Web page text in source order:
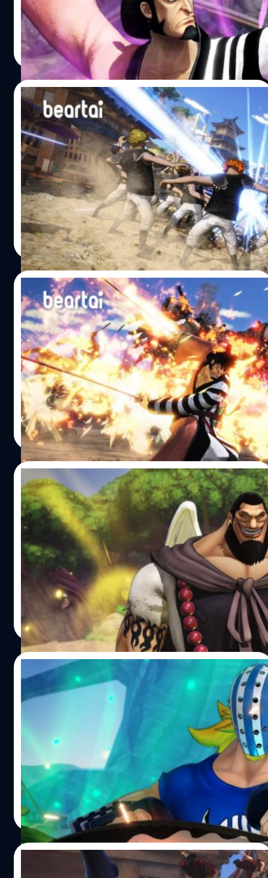
Okiku โดยจะเปิดให้ดาวน์โหลดในช่วงฤดูหนาวนี้ Kin’emon
เป็นซามูไรจากประเทศวาโนะที่สามารถโจมตีศัตรูด้วยดาบที่
ห่อหุ้มด้วยเปลวไฟ แถมมีพลังของผลไม้ปีศาจที่สามารถสร้าง
เสื้อผ้าได้ตามใจต้องการ โดยในตอนแรกเขามีแผนที่จะเดิน
ทางไปยังเกาะ Punk Hazard เพื่อตามหา Momonosuke แต่
พอได้พบกับกลุ่มโจรสลัดหมวกฟาง เขาก็ตัดสินใจร่วมเดินทาง
ไปด้วยกัน One Piece: Pirate Warriors 4 วางจำหน่ายอย่าง
เป็นทางการแล้ววันนี้ บนแพลตฟอร์ม PlayStation 4, Xbox
One, Nintendo Switch และ PC (Steam) อ้างอิง พิสูจน์อักษร
: สุชยา เกษจำรัส
ศุภกร ประเสริฐศิลป์ | 2072 days ago
Read More
16/11/2020
One Piece: Pirate Warriors 4 เผยภาพสก
รีนช็อตแรกของ Okiku
หลังจากนิตยสาร Weekly Jump ฉบับล่าสุดเปิดเผยว่าตัว
ละคร DLC ตัวที่ 8 ของเกม One Piece: Pirate Warriors 4 คือ
Okiku ซึ่งเธออยู่ในชุด Character Pack 3 เช่นเดียวกับ
Kin’emon ล่าสุดค่ายเกม Bandai Namco และทีมพัฒนา
Omega Force ได้ปล่อยภาพสกรีนช็อตแรกออกมาให้ชมกัน
Okiku เป็นซามูไรที่ทำงานอยู่ที่โรงน้ำชาในเมือง Okobor
ประเทศวาโนะ ซึ่งเธอสามารถใช้ดาบโจมตีคู่ต่อสู้ได้อย่าง
รวดเร็ว แถมสามารถใช้ท่า “iai” เพื่อเพิ่มพลังโจมตีได้ One
Piece: Pirate Warriors 4 วางจำหน่ายอย่างเป็นทางการแล้ว
วันนี้ บนแพลตฟอร์ม PlayStation 4, Xbox One, Nintendo
Switch และ PC (Steam) อ้างอิง พิสูจน์อักษร :…
ศุภกร ประเสริฐศิลป์| 2090 days ago
Read More
12/10/2020
One Piece: Pirate Warriors 4 เผยภาพสก
รีนช็อตแรกของ Kin’emon
หลังจากนิตยสาร Weekly Jump เปิดเผยว่า Kin’emon เป็นตัว
ละคร DLC ตัวที่ 7 ของเกม One Piece: Pirate Warriors 4 และ
เป็น 1 ใน 3 ตัวละครที่อยู่ในชุด Character Pack 3 ล่าสุดค่าย
เกม Bandai Namco และทีมพัฒนา Omega Force ได้ปล่อย
ภาพสกรีนช็อตแรกออกมาให้ชมกัน Kin’emon เป็นซามูไรจาก
ประเทศวาโนะที่สามารถโจมตีศัตรูด้วยดาบที่ห่อหุ้มด้วยเปลว
ไฟ แถมมีพลังของผลไม้ปีศาจที่สามารถสร้างเสื้อผ้าได้ตามใจ
ต้องการ โดยในตอนแรกเขามีแผนที่จะเดินทางไปยังเกาะ
Punk Hazard เพื่อตามหา Momonosuke แต่พอได้พบกับกลุ่ม
โจรสลัดหมวกฟาง เขาก็ตัดสินใจออกเดินทางไปด้วยกัน One
Piece: Pirate Warriors 4 วางจำหน่ายอย่างเป็นทางการแล้ว
วันนี้ บนแพลตฟอร์ม PlayStation 4, Xbox One, Nintendo
Switch และ PC…
ศุภกร ประเสริฐศิลป์| 2125 days ago
Read More
19/09/2020
One Piece: Pirate Warriors 4 เผยตัวอย่าง
ตัวละคร Urouge
ค่ายเกม Bandai Namco ได้ปล่อยตัวอย่างตัวละคร Urouge
ของเกม One Piece: Pirate Warriors 4 ซึ่งเขาเป็นตัวละครที่
อยู่ในชุด “Worst Generation” เช่นเดียวกับ X Drake และ
Killer โดยจะเปิดให้ดาวน์โหลดในวันที่ 24 กันยายน 2020
Urouge หรือที่รู้จักกันในชื่อ “Mad Monk” เป็นกัปตันของกลุ่ม
โจรสลัด Fallen Monk และเป็น 1 ใน 11 ซูเปอร์โนวาจากยุค
สมัยที่เลวร้ายที่สุด ซึ่งเขาสามารถขยายร่างกายให้ใหญ่ขึ้นเพื่อ
เพิ่มความแข็งแกร่งและพลังโจมตี One Piece: Pirate
Warriors 4 วางจำหน่ายอย่างเป็นทางการแล้ววันนี้ บน
แพลตฟอร์ม PlayStation 4, Xbox One, Nintendo Switch
และ PC (Steam) อ้างอิง พิสูจน์อักษร :…
ศุภกร ประเสริฐศิลป์ | 2148 days ago
Read More
11/09/2020
One Piece: Pirate Warriors 4 เผยตัวอย่าง
ตัวละคร Killer
ค่ายเกม Bandai Namco ได้ปล่อยตัวอย่างตัวละคร Killer
ของเกม One Piece: Pirate Warriors 4 ซึ่งเขาเป็นตัวละครที่
อยู่ในชุด “Worst Generation” ที่จะเปิดให้ดาวน์โหลดในช่วง
ฤดูใบไม้ร่วงนี้ Killer หรือที่รู้จักกันในชื่อ “the Murder
Machine” เป็นสมาชิกของกลุ่มโจรสลัด Kid และเป็น 1 ใน 11 ซู
เปอร์โนวาจากยุคสมัยที่เลวร้ายที่สุด ซึ่งเขาเป็นผู้เชี่ยวชาญ
ศิลปะการต่อสู้ป้องกันตัวและสามารถใช้เคียวโจมตีคู่ต่อสู้ได้
อย่างรวดเร็ว One Piece: Pirate Warriors 4 วางจำหน่าย
อย่างเป็นทางการแล้ววันนี้ บนแพลตฟอร์ม PlayStation 4,
Xbox One, Nintendo Switch และ PC (Steam) อ้างอิง พิสูจน์
ศุภกร ประเสริฐศิลป์| 2156 days ago
Read More
04/09/2020